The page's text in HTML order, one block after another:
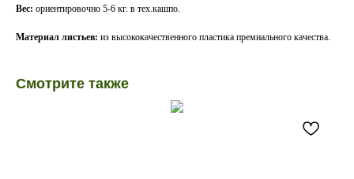
Вес: ориентировочно 5-6 кг. в тех.кашпо.
Материал листьев: из высококачественного пластика премиального качества.
Смотрите также